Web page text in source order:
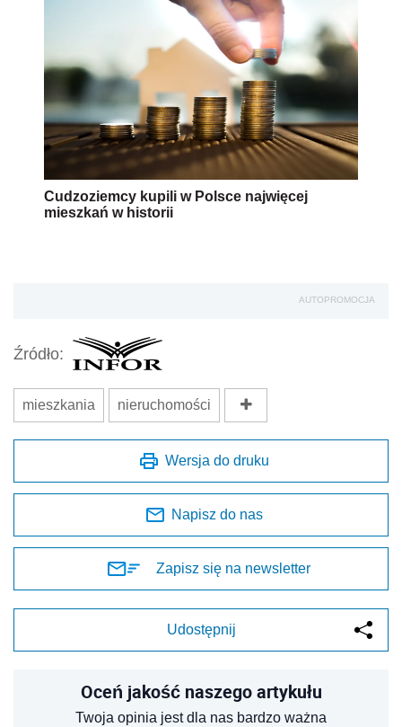
Cudzoziemcy kupili w Polsce najwięcej
mieszkań w historii
AUTOPROMOCJA
Źródło:
mieszkania nieruchomości
Wersja do druku
Napisz do nas
Zapisz się na newsletter
Udostępnij
Oceń jakość naszego artykułu
Twoja opinia jest dla nas bardzo ważna